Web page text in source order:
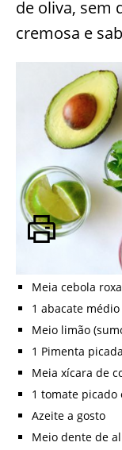
de oliva, sem
cremosa e
Meia cebola
1 abacate médio
Meio limão
1 Pimenta
Meia xícara de
1 tomate picado
Azeite a gosto
Meio dente de